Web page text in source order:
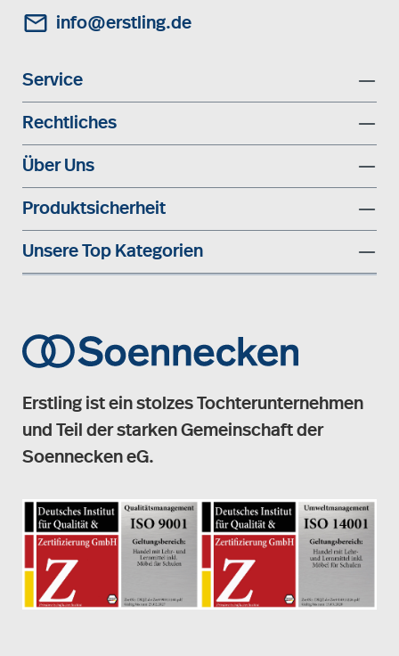
info@erstling.de
Service
Rechtliches
Über Uns
Produktsicherheit
Unsere Top Kategorien
Erstling ist ein stolzes Tochterunternehmen
und Teil der starken Gemeinschaft der
Soennecken eG.